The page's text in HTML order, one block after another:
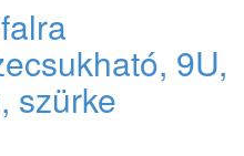
9U,
szürke